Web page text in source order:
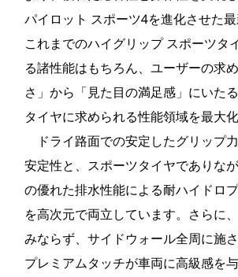
パイロット スポーツ4を進化させた最
これまでのハイグリップ スポーツタ
る諸性能はもちろん、ユーザーの求
さ」から「見た目の満足感」にいた
タイヤに求められる性能領域を最大化
ドライ路面での安定したグリップ
安定性と、スポーツタイヤでありな
の優れた排水性能による耐ハイドロ
を高次元で両立しています。さらに
みならず、サイドウォール全周に施
プレミアムタッチが車両に高級感を